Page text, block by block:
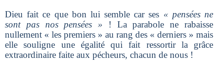
Dieu fait ce que bon lui semble car ses « pensées ne
sont pas nos pensées » ! La parabole ne rabaisse
nullement « les premiers » au rang des « derniers » mais
elle souligne une égalité qui fait ressortir la grâce
extraordinaire faite aux pécheurs, chacun de nous !